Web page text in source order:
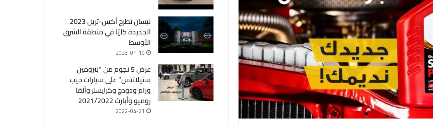
نيسان تطرح أكس-تريل 2023
الجديدة كليًا في منطقة الشرق
الأوسط
2023-01-19
عرض 5 نجوم من “بترومين
ستيلانتس” على سيارات جيب
ورام ودودج وكرايسلر وألفا
روميو وأبارث 2021/2022
2022-04-21